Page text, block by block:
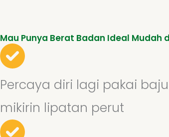
Mau Punya Berat Badan Ideal Mudah
Percaya diri lagi pakai
mikirin lipatan perut